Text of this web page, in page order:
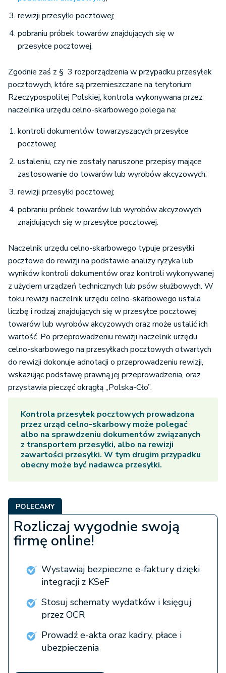
rewizji przesyłki pocztowej;
pobraniu próbek towarów znajdujących się w
przesyłce pocztowej.
Zgodnie zaś z § 3 rozporządzenia w przypadku przesyłek
pocztowych, które są przemieszczane na terytorium
Rzeczypospolitej Polskiej, kontrola wykonywana przez
naczelnika urzędu celno-skarbowego polega na:
kontroli dokumentów towarzyszących przesyłce
pocztowej;
ustaleniu, czy nie zostały naruszone przepisy mające
zastosowanie do towarów lub wyrobów akcyzowych;
rewizji przesyłki pocztowej;
pobraniu próbek towarów lub wyrobów akcyzowych
znajdujących się w przesyłce pocztowej.
Naczelnik urzędu celno-skarbowego typuje przesyłki
pocztowe do rewizji na podstawie analizy ryzyka lub
wyników kontroli dokumentów oraz kontroli wykonywanej
z użyciem urządzeń technicznych lub psów służbowych. W
toku rewizji naczelnik urzędu celno-skarbowego ustala
liczbę i rodzaj znajdujących się w przesyłce pocztowej
towarów lub wyrobów akcyzowych oraz może ustalić ich
wartość. Po przeprowadzeniu rewizji naczelnik urzędu
celno-skarbowego na przesyłkach pocztowych otwartych
do rewizji dokonuje adnotacji o przeprowadzeniu rewizji,
wskazując podstawę prawną jej przeprowadzenia, oraz
przystawia pieczęć okrągłą „Polska-Cło”.
Kontrola przesyłek pocztowych prowadzona
przez urząd celno-skarbowy może polegać
albo na sprawdzeniu dokumentów związanych
z transportem przesyłki, albo na rewizji
zawartości przesyłki. W tym drugim przypadku
obecny może być nadawca przesyłki.
POLECAMY
Rozliczaj wygodnie swoją
firmę online!
Wystawiaj bezpieczne e-faktury dzięki
integracji z KSeF
Stosuj schematy wydatków i księguj
przez OCR
Prowadź e-akta oraz kadry, płace i
ubezpieczenia